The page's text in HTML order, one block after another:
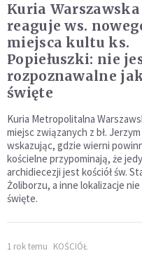
Kuria Warszawska
reaguje ws.
miejsca kultu ks.
Popiełuszki: nie
rozpoznawalne
święte
Kuria Metropolitalna
miejsc związanych z bł.
wskazując, gdzie wierni
kościelne przypominają, że
archidiecezji jest kościół św.
Żoliborzu, a inne lokalizacje
święte.
1 rok temu KOŚCIÓŁ